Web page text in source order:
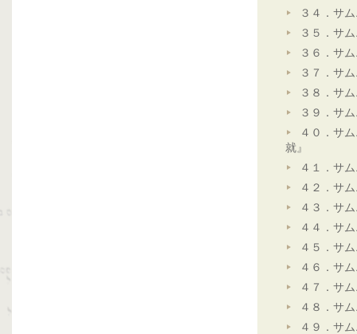
３４．サ
３５．サ
３６．サ
３７．サ
３８．サ
３９．サ
４０．サ
就』
４１．サ
４２．サ
４３．サ
４４．サ
４５．サ
４６．サ
４７．サ
４８．サ
４９．サ